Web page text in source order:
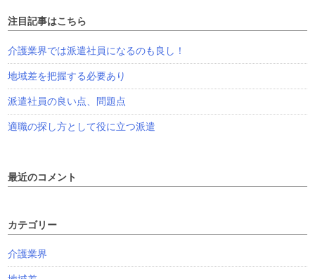
注目記事はこちら
介護業界では派遣社員になるのも良し！
地域差を把握する必要あり
派遣社員の良い点、問題点
適職の探し方として役に立つ派遣
最近のコメント
カテゴリー
介護業界